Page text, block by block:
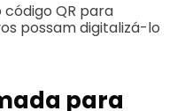
QR para
possam digitalizá-lo
para